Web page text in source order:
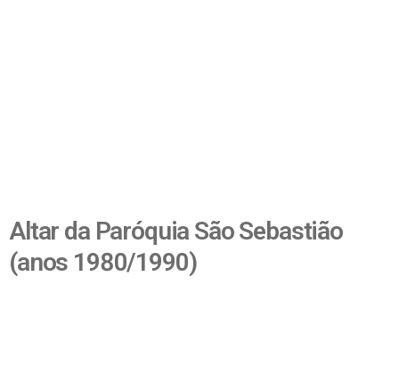
Altar da Paróquia São Sebastião
(anos 1980/1990)